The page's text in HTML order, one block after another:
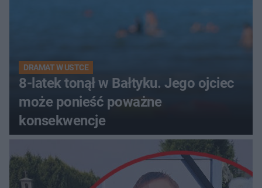
DRAMAT W USTCE
8-latek tonął w Bałtyku. Jego ojciec
może ponieść poważne
konsekwencje